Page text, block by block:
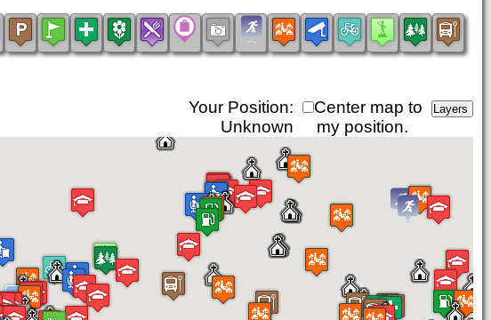
Center map to
my position.
Your Position:
Unknown